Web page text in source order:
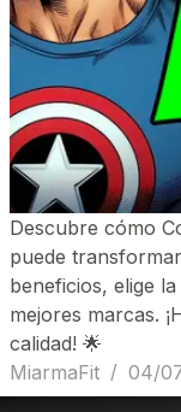
Descubre cómo
puede
beneficios, elige
mejores marcas.
calidad! 🌟
MiarmaFit
04/